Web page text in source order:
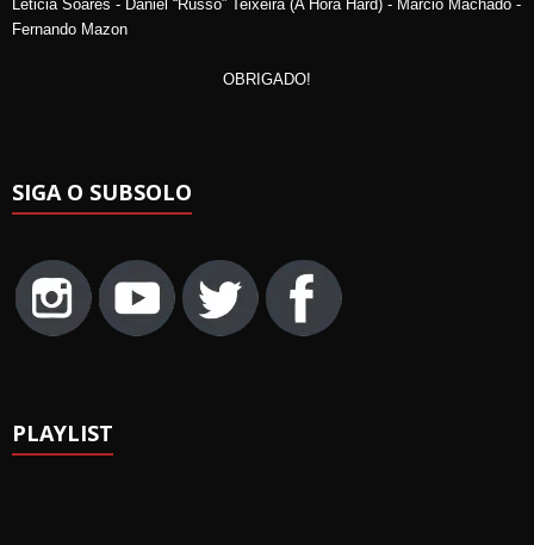
Leticia Soares - Daniel “Russo” Teixeira (A Hora Hard) - Marcio Machado -
Fernando Mazon
OBRIGADO!
SIGA O SUBSOLO
PLAYLIST